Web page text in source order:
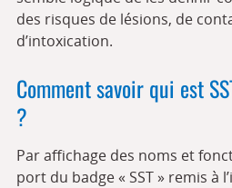
des risques de lésions, de
d’intoxication.
Comment savoir qui est
?
Par affichage des noms et
port du badge « SST » remis à